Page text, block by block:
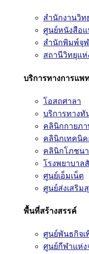
สำนักงานวิท
ศูนย์หนังสือแ
สำนักพิมพ์จุ
สถานีวิทยุแห่
บริการทางการแพ
โอสถศาลา
บริการทางทั
คลินิกกายภ
คลินิกเทคนิ
คลินิกโภชน
โรงพยาบาล
ศูนย์เอ็มเน็ต
ศูนย์ส่งเสริม
พื้นที่สร้างสรรค์
ศูนย์พันธกิจเ
ศูนย์กีฬาแห่